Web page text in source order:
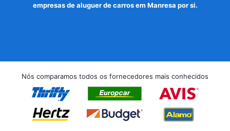
empresas de aluguer de carros em Manresa por si.
Nós comparamos todos os fornecedores mais conhecidos